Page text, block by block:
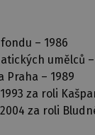
– 1986
umělců –
Praha – 1989
za roli
za roli